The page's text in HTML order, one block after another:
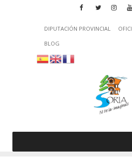
DIPUTACIÓN PROVINCIAL
BLOG